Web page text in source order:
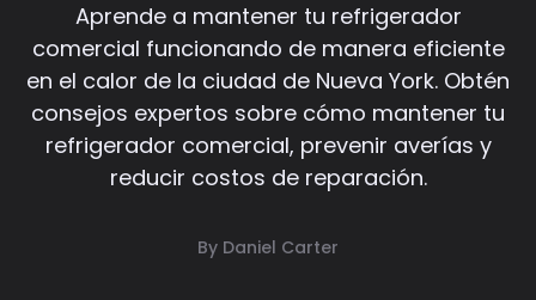
Aprende a mantener tu refrigerador
comercial funcionando de manera eficiente
en el calor de la ciudad de Nueva York. Obtén
consejos expertos sobre cómo mantener tu
refrigerador comercial, prevenir averías y
reducir costos de reparación.
By Daniel Carter